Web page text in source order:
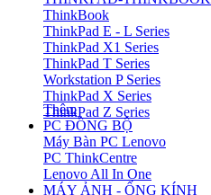
ThinkBook
ThinkPad E - L Series
ThinkPad X1 Series
ThinkPad T Series
Workstation P Series
ThinkPad X Series
ThinkPad Z Series
Thêm
PC ĐỒNG BỘ
Máy Bàn PC Lenovo
PC ThinkCentre
Lenovo All In One
MÁY ẢNH - ỐNG KÍNH